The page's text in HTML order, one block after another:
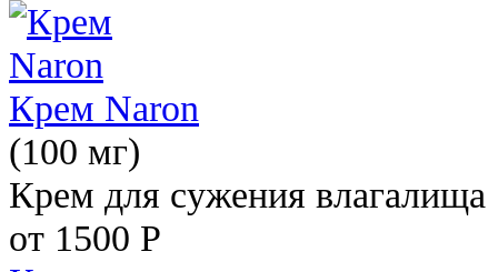
Крем Naron
(100 мг)
Крем для сужения влагалища
от 1500 Р